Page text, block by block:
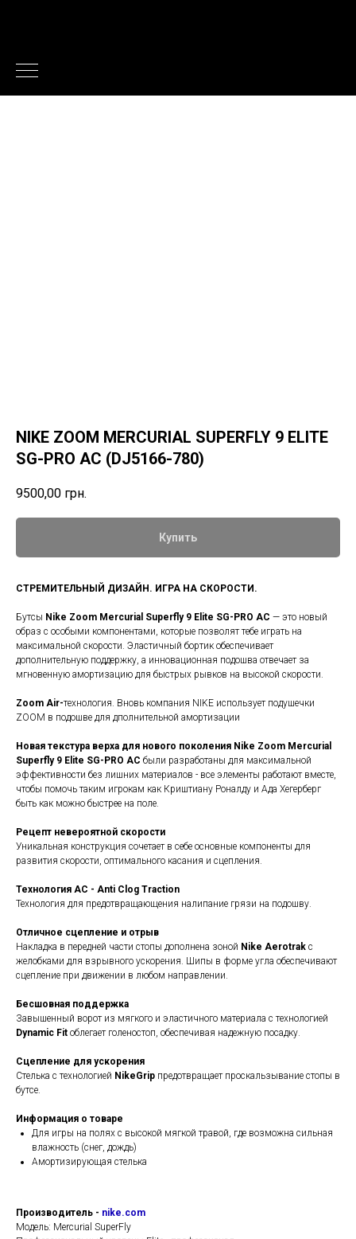
NIKE ZOOM MERCURIAL SUPERFLY 9 ELITE
SG-PRO AC (DJ5166-780)
9500,00 грн.
Купить
СТРЕМИТЕЛЬНЫЙ ДИЗАЙН. ИГРА НА СКОРОСТИ.
Бутсы Nike Zoom Mercurial Superfly 9 Elite SG-PRO AC — это новый
образ с особыми компонентами, которые позволят тебе играть на
максимальной скорости. Эластичный бортик обеспечивает
дополнительную поддержку, а инновационная подошва отвечает за
мгновенную амортизацию для быстрых рывков на высокой скорости.
Zoom Air-технология. Вновь компания NIKE использует подушечки
ZOOM в подошве для дполнительной амортизации
Новая текстура верха для нового поколения Nike Zoom Mercurial
Superfly 9 Elite SG-PRO AC были разработаны для максимальной
эффективности без лишних материалов - все элементы работают вместе,
чтобы помочь таким игрокам как Криштиану Роналду и Ада Хегерберг
быть как можно быстрее на поле.
Рецепт невероятной скорости
Уникальная конструкция сочетает в себе основные компоненты для
развития скорости, оптимального касания и сцепления.
Технология AC - Anti Clog Traction
Технология для предотвращающения налипание грязи на подошву.
Отличное сцепление и отрыв
Накладка в передней части стопы дополнена зоной Nike Aerotrak с
желобками для взрывного ускорения. Шипы в форме угла обеспечивают
сцепление при движении в любом направлении.
Бесшовная поддержка
Завышенный ворот из мягкого и эластичного материала с технологией
Dynamic Fit облегает голеностоп, обеспечивая надежную посадку.
Сцепление для ускорения
Стелька с технологией NikeGrip предотвращает проскальзывание стопы в
бутсе.
Информация о товаре
Для игры на полях с высокой мягкой травой, где возможна сильная
влажность (снег, дождь)
Амортизирующая стелька
Производитель - nike.com
Модель: Mercurial SuperFly